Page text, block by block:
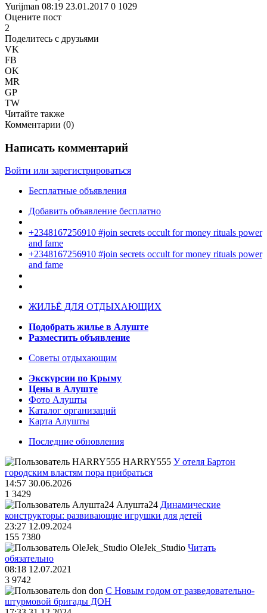
Yurijman 08:19 23.01.2017 0 1029
Оцените пост
2
Поделитесь с друзьями
VK
FB
OK
MR
GP
TW
Читайте также
Комментарии (0)
Написать комментарий
Войти или зарегистрироваться
Бесплатные объявления
Добавить объявление бесплатно
+2348167256910 #join secrets occult for money rituals power
and fame
+2348167256910 #join secrets occult for money rituals power
and fame
ЖИЛЬЁ ДЛЯ ОТДЫХАЮЩИХ
Подобрать жилье в Алуште
Разместить объявление
Советы отдыхающим
Экскурсии по Крыму
Цены в Алуште
Фото Алушты
Каталог организаций
Карта Алушты
Последние обновления
HARRY555 У отеля Бартон
городским властям пора прибраться
14:57 30.06.2026
1 3429
Алушта24 Динамические
конструкторы: развивающие игрушки для детей
23:27 12.09.2024
155 7380
OleJek_Studio Читать
обязательно
08:18 12.07.2021
3 9742
don С Новым годом от разведовательно-
штурмовой бригады ДОН